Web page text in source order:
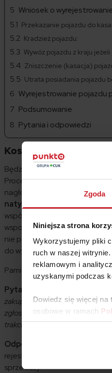
Zgoda
Niniejsza strona
Wykorzystujemy pliki
ruch w naszej
reklamowym i
uzyskanymi podczas
Dowiedz się więcej
osobowe w ramach
Wniosek o
Przekazanie pojazdu do
Kradzież pojazdu:
Wywóz pojazdu z kraju
Zniszczenie (kasacja)
Utrata posiadania pojazdu
Wyrejestrowanie pojazdu
Podsumowanie
Pytania i odpowiedzi
Koszty
Będziesz musiał odwiedzić
Procedura wygląda tak samo
nagłówku wykreślić
natychmiastowym.
współwłaściciele, do urzędu
wspomnianych 10 zł trzeba
nie poniesiesz, gdy
do wyrejestrowania
Pamiętaj, że w przypadku
Pytanie.
zakupie pojazd nie został
zgłosić się do wydziału
trakcie kasacji był
Odpowiedź.
Tak, Ty jako
rejestracyjnym figuruje
sprzedaży.